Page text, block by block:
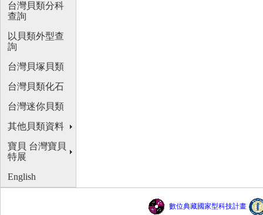
台灣貝類分科
查詢
以貝類外型查
詢
台灣貝塚貝類
台灣貝類化石
台灣迷你貝類
其他貝類資料
寶貝 台灣寶貝
特展
English
數位典藏國家型科技計畫